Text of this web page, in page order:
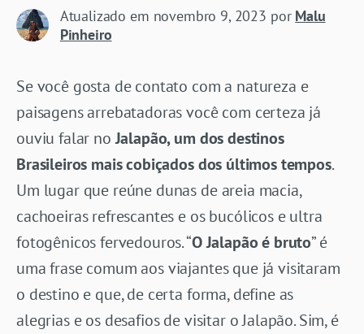
Atualizado em novembro 9, 2023 por Malu
Pinheiro
Se você gosta de contato com a natureza e
paisagens arrebatadoras você com certeza já
ouviu falar noJalapão, um dos destinos
Brasileiros mais cobiçados dos últimos tempos.
Um lugar que reúne dunas de areia macia,
cachoeiras refrescantes e os bucólicos e ultra
fotogênicos fervedouros. “O Jalapão é bruto” é
uma frase comum aos viajantes que já visitaram
o destino e que, de certa forma, define as
alegrias e os desafios de visitar o Jalapão. Sim, é